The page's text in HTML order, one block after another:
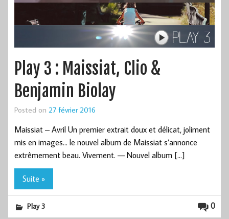
Play 3 : Maissiat, Clio &
Benjamin Biolay
Posted on 27 février 2016
Maissiat – Avril Un premier extrait doux et délicat, joliment
mis en images… le nouvel album de Maissiat s’annonce
extrêmement beau. Vivement. — Nouvel album […]
Suite »
0
Play 3